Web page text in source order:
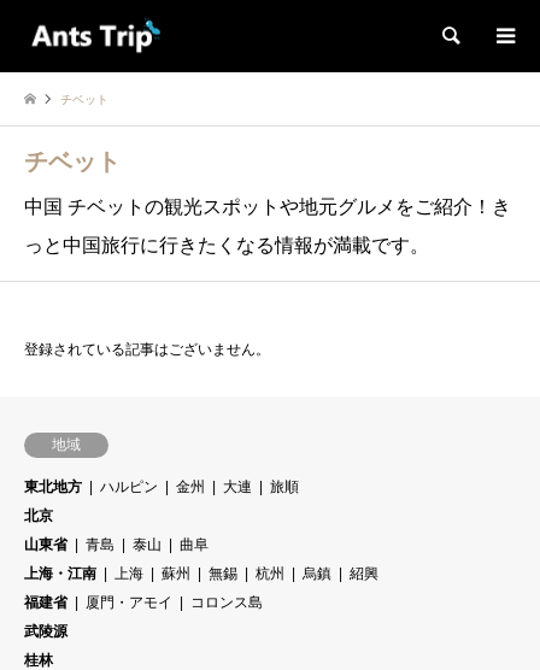
検索
チベット
チベット
中国 チベットの観光スポットや地元グルメをご紹介！き
っと中国旅行に行きたくなる情報が満載です。
登録されている記事はございません。
地域
東北地方 ハルピン 金州 大連
旅順
北京
山東省
青島 泰山
曲阜
上海・江南
上海 蘇州 無錫 杭州 烏鎮
紹興
福建省
厦門・アモイ
コロンス島
武陵源
桂林